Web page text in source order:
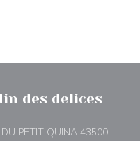
des delices
PETIT QUINA 43500